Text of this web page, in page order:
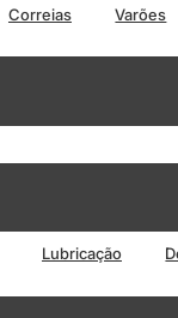
Correias Varões
Lubricação